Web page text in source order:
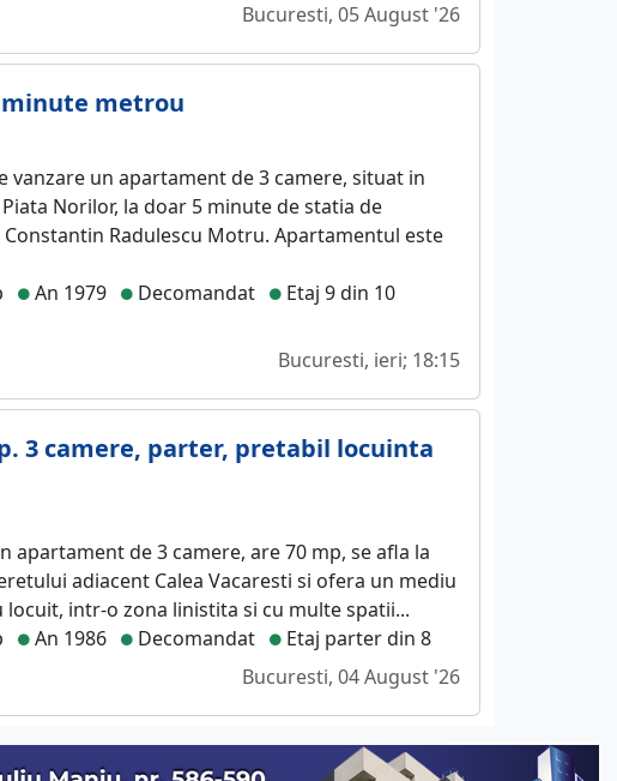
Bucuresti, 05 August '26
metrou
vanzare un apartament de 3 camere, situat in
Norilor, la doar 5 minute de statia de
Radulescu Motru. Apartamentul este
An 1979 Decomandat Etaj 9 din 10
Bucuresti, ieri; 18:15
3 camere, parter, pretabil locuinta
apartament de 3 camere, are 70 mp, se afla la
adiacent Calea Vacaresti si ofera un mediu
intr-o zona linistita si cu multe spatii...
An 1986 Decomandat
Etaj parter din 8
Bucuresti, 04 August '26